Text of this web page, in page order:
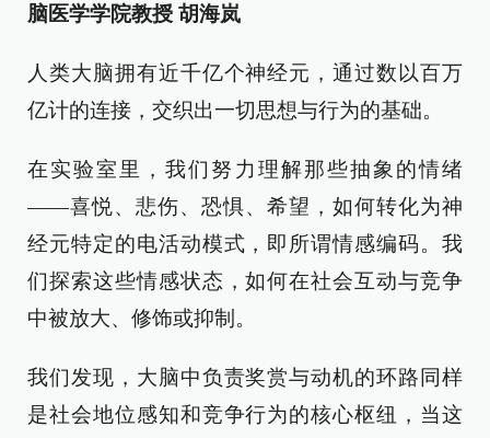
脑医学学院教授 胡海岚
人类大脑拥有近千亿个神经元，通过数以百万
亿计的连接，交织出一切思想与行为的基础。
在实验室里，我们努力理解那些抽象的情绪
——喜悦、悲伤、恐惧、希望，如何转化为神
经元特定的电活动模式，即所谓情感编码。我
们探索这些情感状态，如何在社会互动与竞争
中被放大、修饰或抑制。
我们发现，大脑中负责奖赏与动机的环路同样
是社会地位感知和竞争行为的核心枢纽，当这